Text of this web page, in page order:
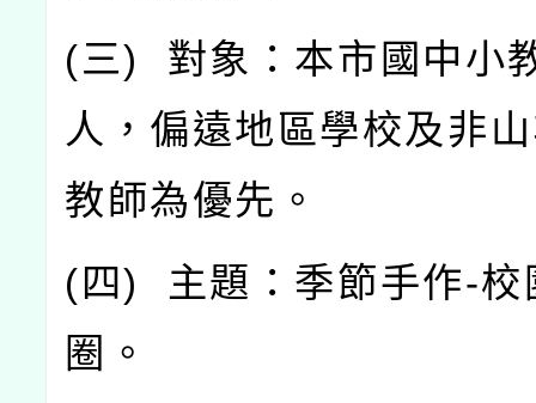
(三) 對象：本市國中小
人，偏遠地區學校及非
教師為優先。
( 四) 主題：季節手作-校
圈。